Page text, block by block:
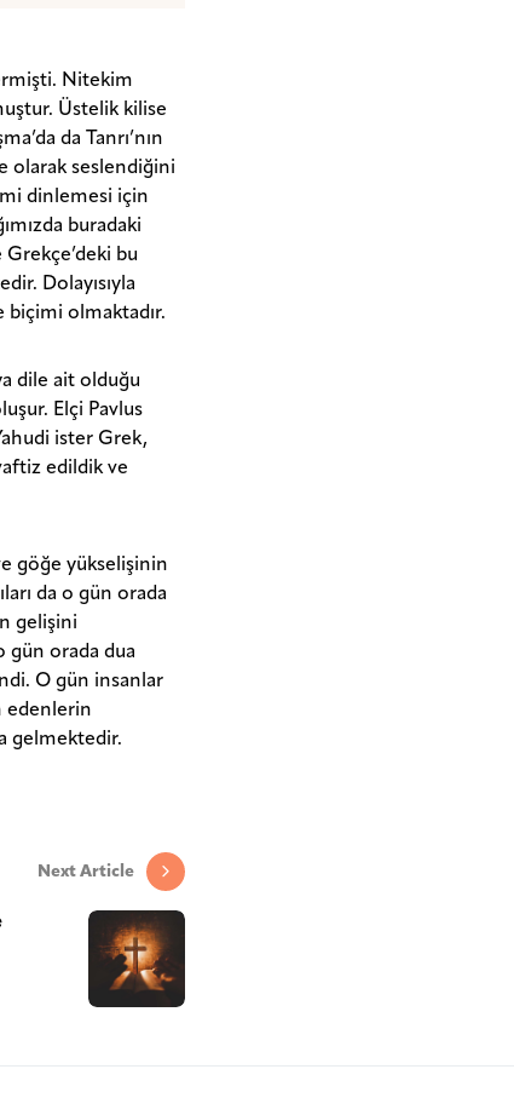
Nitekim
Üstelik kilise
da Tanrı’nın
olarak seslendiğini
dinlemesi için
buradaki
bu
Dolayısıyla
biçimi olmaktadır.
dile ait olduğu
Elçi Pavlus
ister Grek,
edildik ve
göğe yükselişinin
da o gün orada
gelişini
gün orada dua
O gün insanlar
edenlerin
gelmektedir.
Next Article